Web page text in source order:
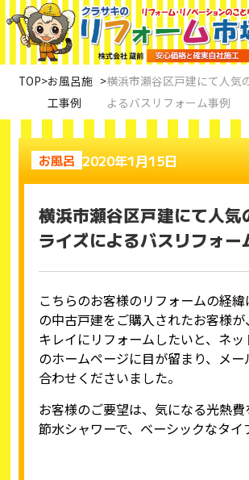
TOP>お風呂施
工事例
>横浜市瀬谷区戸建にて人気
よるバスリフォーム事例
お風呂 2020年1月15日
横浜市瀬谷区戸建にて人
ライズによるバスリフォー
こちらのお客様のリフォームの経
の中古戸建をご購入されたお客様が
キレイにリフォームしたいと、ネ
のホームページに目が留まり、メー
合わせくださいました。
お客様のご要望は、気になる光熱費
節水シャワーで、ベーシックなタイ